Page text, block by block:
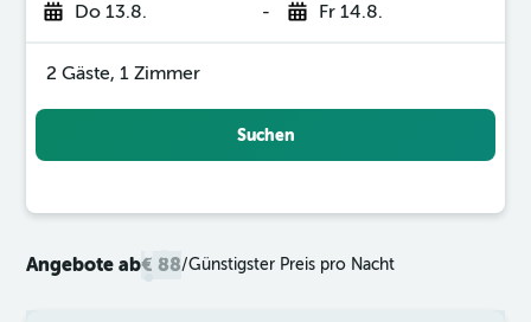
Do 13.8. - Fr 14.8.
2 Gäste, 1 Zimmer
Suchen
Angebote ab€ 88/Günstigster Preis pro Nacht